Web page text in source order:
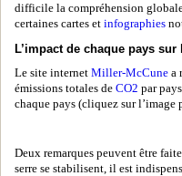
difficile la compréhension
certaines cartes et infographies
L’impact de chaque pays
Le site internet Miller-McCune a
émissions totales de CO2 par
chaque pays (cliquez sur l’image
Deux remarques peuvent être
serre se stabilisent, il est